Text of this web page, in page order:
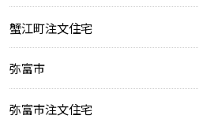
蟹江町注文住宅
弥富市
弥富市注文住宅